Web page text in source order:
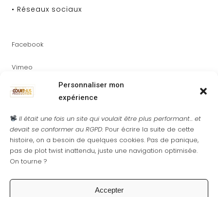
Personnaliser mon
expérience
Il était une fois un site qui voulait être plus performant... et
devait se conformer au RGPD. Pour écrire la suite de cette
histoire, on a besoin de quelques cookies. Pas de panique,
pas de plot twist inattendu, juste une navigation optimisée.
On tourne ?
Accepter
• Réseaux sociaux
Facebook
Vimeo
Youtube
Instagram